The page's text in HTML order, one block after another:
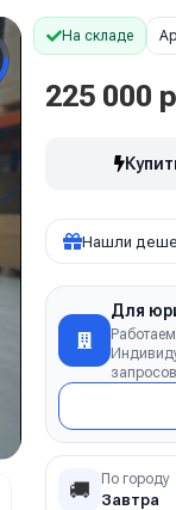
На складе
225 000
Нашли
Для
запросов
🚚 По городу
Завтра